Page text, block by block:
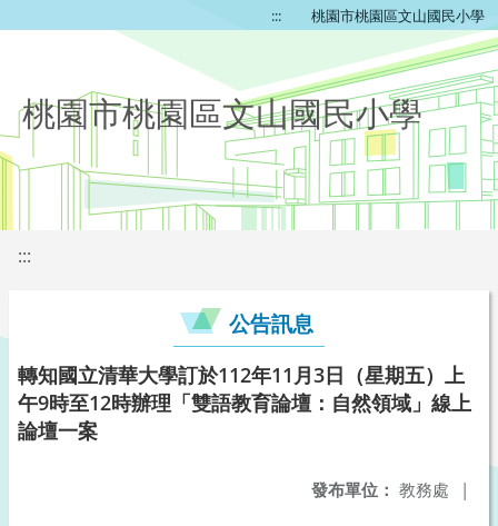
::: 桃園市桃園區文山國民小學
桃園市桃園區文山國民小學
:::
公告訊息
轉知國立清華大學訂於112年11月3日（星期五）上
午9時至12時辦理「雙語教育論壇：自然領域」線上
論壇一案
發布單位： 教務處 |